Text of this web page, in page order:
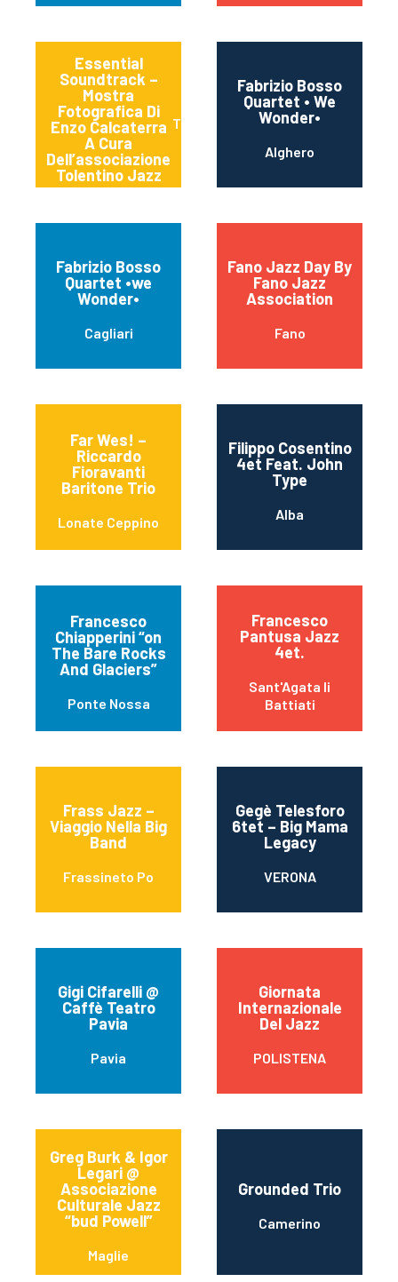
Essential
Soundtrack –
Mostra
Fotografica Di
Enzo Calcaterra
A Cura
Dell’associazione
Tolentino Jazz
Tolentino
Fabrizio Bosso
Quartet • We
Wonder•
Alghero
Fabrizio Bosso
Quartet •we
Wonder•
Cagliari
Fano Jazz Day By
Fano Jazz
Association
Fano
Far Wes! –
Riccardo
Fioravanti
Baritone Trio
Lonate Ceppino
Filippo Cosentino
4et Feat. John
Type
Alba
Francesco
Chiapperini “on
The Bare Rocks
And Glaciers”
Ponte Nossa
Francesco
Pantusa Jazz
4et.
Sant'Agata li
Battiati
Frass Jazz –
Viaggio Nella Big
Band
Frassineto Po
Gegè Telesforo
6tet – Big Mama
Legacy
VERONA
Gigi Cifarelli @
Caffè Teatro
Pavia
Pavia
Giornata
Internazionale
Del Jazz
POLISTENA
Greg Burk & Igor
Legari @
Associazione
Culturale Jazz
“bud Powell”
Maglie
Grounded Trio
Camerino